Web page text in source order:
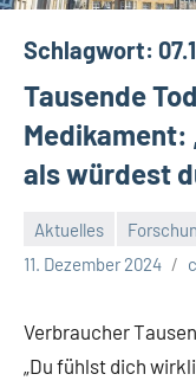
Schlagwort:
Tausende
Medikament:
als würdest
Aktuelles
11. Dezember 2024
Keine
Verbraucher
„Du fühlst dich